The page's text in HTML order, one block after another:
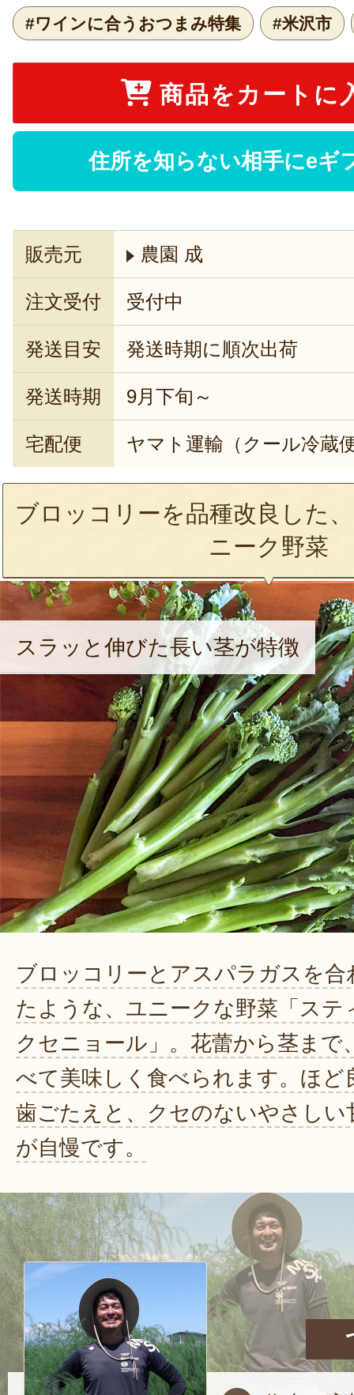
#ワインに合うおつまみ特集 #米沢市
商品をカートに
住所を知らない相手にeギ
販売元 農園 成
注文受付 受付中
発送目安 発送時期に順次出荷
発送時期 9月下旬～
宅配便 ヤマト運輸（クール冷蔵
ブロッコリーを品種改良した
ニーク野菜
スラッと伸びた長い茎が特徴
ブロッコリーとアスパラガスを合
たような、ユニークな野菜「ステ
クセニョール」。花蕾から茎まで
べて美味しく食べられます。ほど
歯ごたえと、クセのないやさしい
が自慢です。